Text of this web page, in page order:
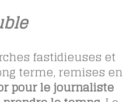
fastidieuses et
terme, remises en
pour le journaliste